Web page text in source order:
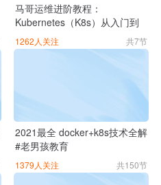
马哥运维进阶教程：
Kubernetes（K8s）从入门到
精通
1262人关注 共7节
2021最全 docker+k8s技术全解
#老男孩教育
1379人关注 共150节